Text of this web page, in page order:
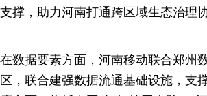
支撑，助力河南打通跨区域生态治理
在数据要素方面，河南移动联合郑州
区，联合建强数据流通基础设施，支